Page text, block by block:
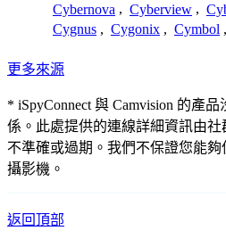
Cybernova , Cyberview ,
Cygnus , Cygonix , Cymbol ,
更多來源
* iSpyConnect 與 Camvision 的產
係。此處提供的連線詳細資訊由社
不準確或過期。我們不保證您能
攝影機。
返回頂部